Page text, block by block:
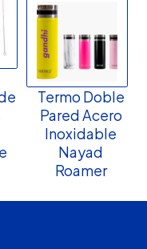
Termo Doble
Pared Acero
Inoxidable
Nayad
Roamer